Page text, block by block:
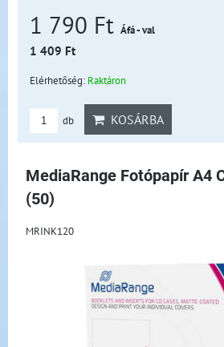
1 790 Ft Áfá - val
1 409 Ft
Elérhetőség: Raktáron
db KOSÁRBA
MediaRange Fotópapír A4
(50)
MRINK120